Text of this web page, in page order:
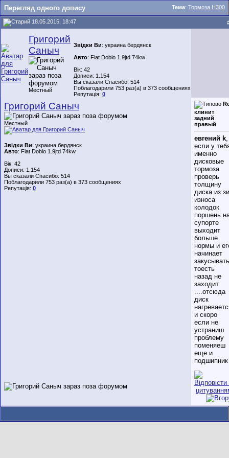
Тема: Тормоза Н300
Перегляд одного допису
18.05.2015, 18:47
Григорий
Саныч
Местный
Звідки Ви: украина бердянск
Авто: Fiat Doblo 1.9jtd 74kw
Вік: 42
Дописи: 1.154
Вы сказали Спасибо: 514
Поблагодарили 753 раз(а) в 373 сообщениях
Репутація: 0
Григорий Саныч
Местный
Звідки Ви: украина бердянск
Авто: Fiat Doblo 1.9jtd 74kw
Вік: 42
Дописи: 1.154
Вы сказали Спасибо: 514
Поблагодарили 753 раз(а) в 373 сообщениях
Репутація: 0
клинит
задний
правый
евгений k,
если у
именно
дисковые
тормоза
проверь
толщину
диска из зи
износа
колодок
поршень
супорте
выходит
больше
нормы и
начинает
закусывать
тоесть
назад не
заходит
....отсюда
диск
и скоро
если не
устраниш
проблему
поменяеш
еще и
подшипник